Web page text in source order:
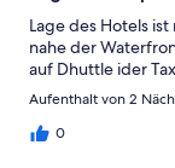
Lage des Hotels
nahe der
auf Dhuttle ider
Aufenthalt von 2
0